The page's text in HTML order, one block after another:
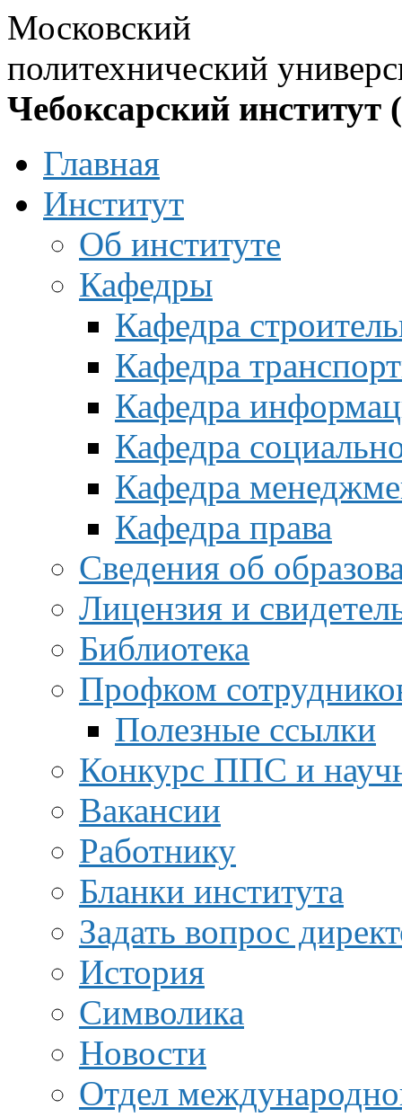
Московский
политехнический
Чебоксарский институт
Главная
Институт
Об институте
Кафедры
Кафедра
Кафедра
Кафедра
Кафедра
Кафедра
Кафедра права
Сведения об
Лицензия и
Библиотека
Профком
Полезные ссылки
Конкурс ППС и
Вакансии
Работнику
Бланки института
Задать вопрос
История
Символика
Новости
Отдел